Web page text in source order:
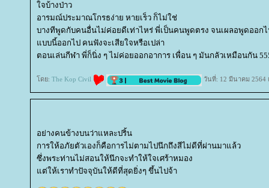
จบ้างป่าว
อารมณ์ประมาณโกรธง่าย หายเร็ว ก็ไม่ใช่
บางทีพูดกับคนอื่นไม่ค่อยดีเท่าไหร่ พี่เป็นคนพูดตรง จนเผลอพูดออก
บบนี้ออกไป คนฟังจะเสียใจหรือเปล่า
ตอนเล่นกีฬา พี่ก็นิ่ง ๆ ไม่ค่อยออกอาการ เพื่อน ๆ มันกลัวเหมือนกัน
ดย: The Kop Civil วันที่: 12 มีนาคม 2564
อย่างคนข้างบนว่าแหละปริ้น
การให้อภัยตัวเองก็คือการไม่ตามไปนึกถึงสีไม่ดีที่ผ่านมาแล้ว
ซึ่งพระท่านไม่สอนให้นึกจะทำให้ใจเศร้าหมอง
ต่ให้เราทำปัจจุบันให้ดีที่สุดยิ่งๆ ขึ้นไปจ้า